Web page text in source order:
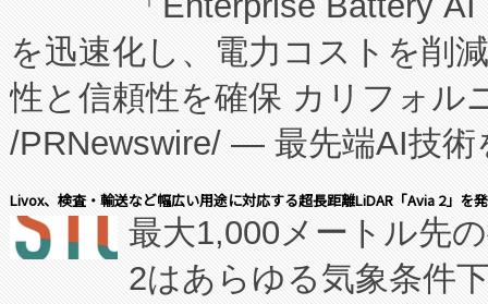
たNeXは、バイオ医薬品製造
従来のフェッドバッチ施設の
に、患者やサプライチェーン
キー方式で拡張性が高く、持
す。FCCM‑を活用した現地生
患者にとっての費用負担を大
のアクセスを大幅に拡大する
を迅速化し、電力コストを削
性と信頼性を確保 カリフォル
/PRNewswire/ — 最先端AI技術
会社エーアイ・アンド：本社
President原信平）と、エンタ
ードするVoltaiqは、日本にあ
Livox、検査・輸送など幅広い用途に対応する超長距離LiDAR「Avia 2」を
最大1,000メートル先
2はあらゆる気象条件